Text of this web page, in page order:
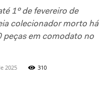
1º de fevereiro de
colecionador morto há
peças em comodato no
2025 310